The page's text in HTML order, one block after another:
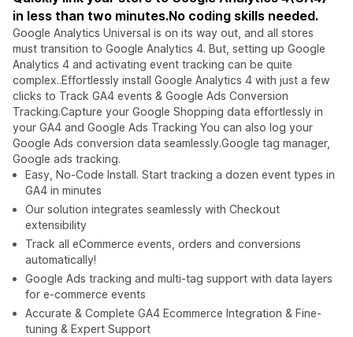
in less than two minutes.No coding skills needed.
Google Analytics Universal is on its way out, and all stores
must transition to Google Analytics 4. But, setting up Google
Analytics 4 and activating event tracking can be quite
complex..Effortlessly install Google Analytics 4 with just a few
clicks to Track GA4 events & Google Ads Conversion
Tracking.Capture your Google Shopping data effortlessly in
your GA4 and Google Ads Tracking You can also log your
Google Ads conversion data seamlessly.Google tag manager,
Google ads tracking.
Easy, No-Code Install. Start tracking a dozen event types in
GA4 in minutes
Our solution integrates seamlessly with Checkout
extensibility
Track all eCommerce events, orders and conversions
automatically!
Google Ads tracking and multi-tag support with data layers
for e-commerce events
Accurate & Complete GA4 Ecommerce Integration & Fine-
tuning & Expert Support